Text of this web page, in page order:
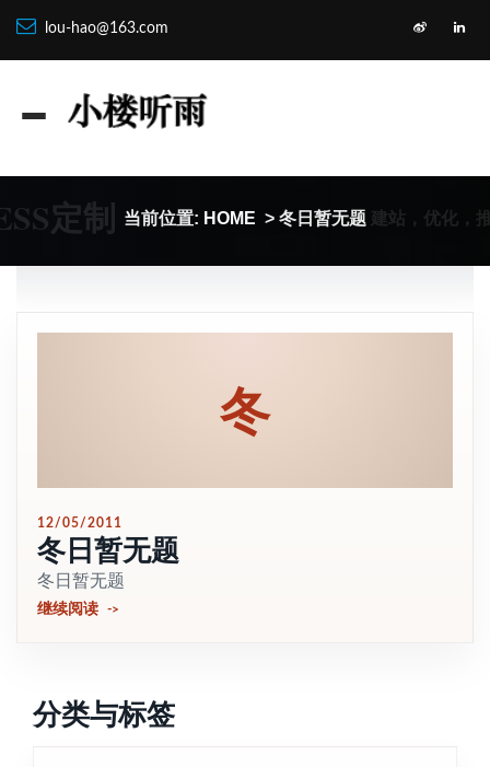
lou-hao@163.com
定制 当前位置: HOME > 冬日暂无题 建站，优化，
冬
12/05/2011
冬日暂无题
冬日暂无题
继续阅读
分类与标签